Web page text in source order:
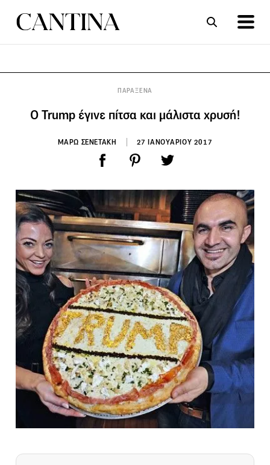
ΠΑΡΑΞΕΝΑ
Ο Trump έγινε πίτσα και μάλιστα χρυσή!
ΜΑΡΩ ΣΕΝΕΤΑΚΗ 27 ΙΑΝΟΥΑΡΙΟΥ 2017